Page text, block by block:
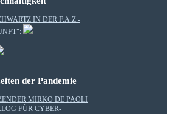
IN DER F.A.Z.-
der Pandemie
MIRKO DE PAOLI
FÜR CYBER-